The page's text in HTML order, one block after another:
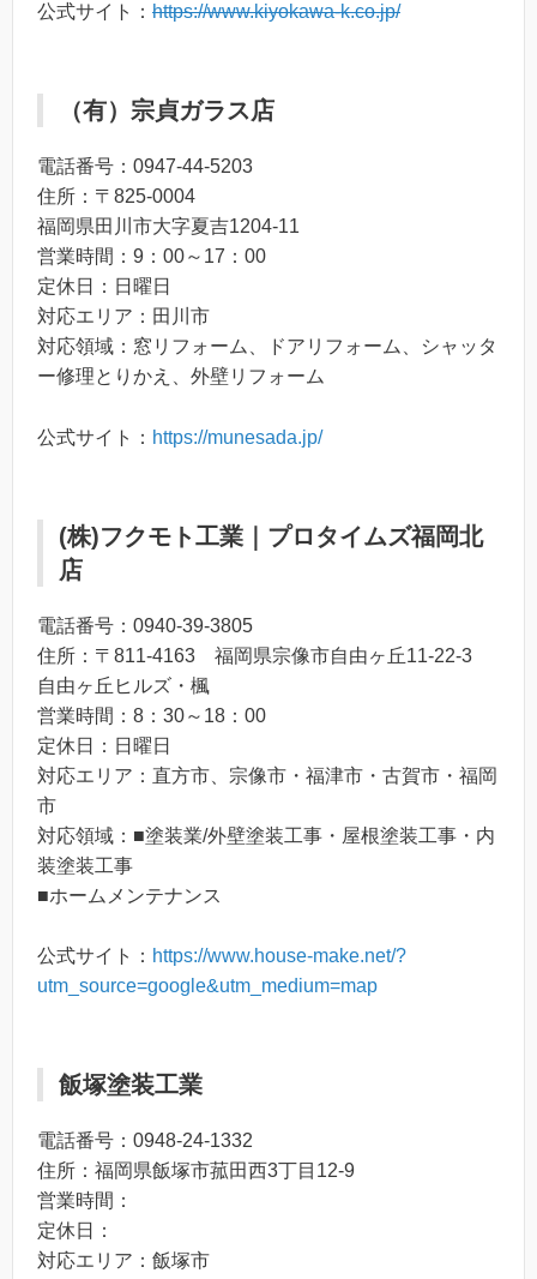
公式サイト： https://www.kiyokawa-k.co.jp/
（有）宗貞ガラス店
電話番号：0947-44-5203
住所：〒825-0004
福岡県田川市大字夏吉1204-11
営業時間：9：00～17：00
定休日：日曜日
対応エリア：田川市
対応領域：窓リフォーム、ドアリフォーム、シャッタ
ー修理とりかえ、外壁リフォーム
公式サイト： https://munesada.jp/
(株)フクモト工業｜プロタイムズ福岡北
店
電話番号：0940-39-3805
住所：〒811-4163 福岡県宗像市自由ヶ丘11-22-3
自由ヶ丘ヒルズ・楓
営業時間：8：30～18：00
定休日：日曜日
対応エリア：直方市、宗像市・福津市・古賀市・福岡
市
対応領域：■塗装業/外壁塗装工事・屋根塗装工事・内
装塗装工事
■ホームメンテナンス
公式サイト： https://www.house-make.net/?
utm_source=google&utm_medium=map
飯塚塗装工業
電話番号：0948-24-1332
住所：福岡県飯塚市菰田西3丁目12-9
営業時間：
定休日：
対応エリア：飯塚市